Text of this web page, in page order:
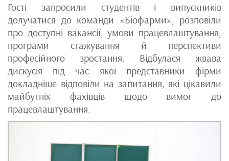
Гості запросили студентів і випускників
долучатися до команди «Біофарми», розповіли
про доступні вакансії, умови працевлаштування,
програми стажування й перспективи
професійного зростання. Відбулася жвава
дискусія під час якої представники фірми
докладніше відповіли на запитання, які цікавили
майбутніх фахівців щодо вимог до
працевлаштування.